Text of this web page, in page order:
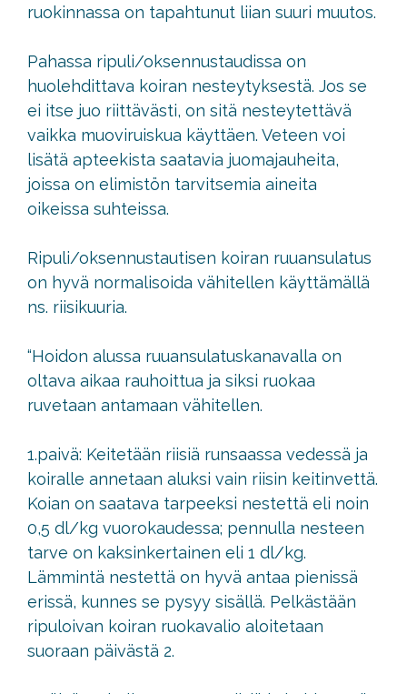
ruokinnassa on tapahtunut liian suuri muutos.
Pahassa ripuli/oksennustaudissa on
huolehdittava koiran nesteytyksestä. Jos se
ei itse juo riittävästi, on sitä nesteytettävä
vaikka muoviruiskua käyttäen. Veteen voi
lisätä apteekista saatavia juomajauheita,
joissa on elimistön tarvitsemia aineita
oikeissa suhteissa.
Ripuli/oksennustautisen koiran ruuansulatus
on hyvä normalisoida vähitellen käyttämällä
ns. riisikuuria.
“Hoidon alussa ruuansulatuskanavalla on
oltava aikaa rauhoittua ja siksi ruokaa
ruvetaan antamaan vähitellen.
1.paivä: Keitetään riisiä runsaassa vedessä ja
koiralle annetaan aluksi vain riisin keitinvettä.
Koian on saatava tarpeeksi nestettä eli noin
0,5 dl/kg vuorokaudessa; pennulla nesteen
tarve on kaksinkertainen eli 1 dl/kg.
Lämmintä nestettä on hyvä antaa pienissä
erissä, kunnes se pysyy sisällä. Pelkästään
ripuloivan koiran ruokavalio aloitetaan
suoraan päivästä 2.